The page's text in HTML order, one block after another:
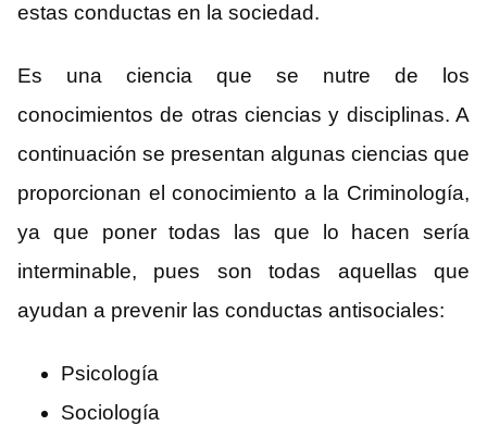
estas conductas en la sociedad.
Es una ciencia que se nutre de los
conocimientos de otras ciencias y disciplinas. A
continuación se presentan algunas ciencias que
proporcionan el conocimiento a la Criminología,
ya que poner todas las que lo hacen sería
interminable, pues son todas aquellas que
ayudan a prevenir las conductas antisociales:
Psicología
Sociología